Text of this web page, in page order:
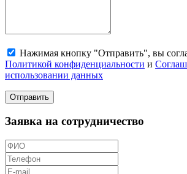
Нажимая кнопку "Отправить", вы
Политикой конфиденциальности и
использовании данных
Отправить
Заявка на сотрудничество